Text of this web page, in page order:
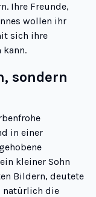
Ihre Freunde,
wollen ihr
sich ihre
kann.
sondern
in einer
kleiner Sohn
Bildern, deutete
natürlich die